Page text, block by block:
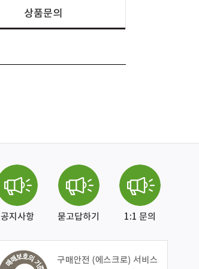
상품문의
공지사항 묻고답하기 1:1 문의